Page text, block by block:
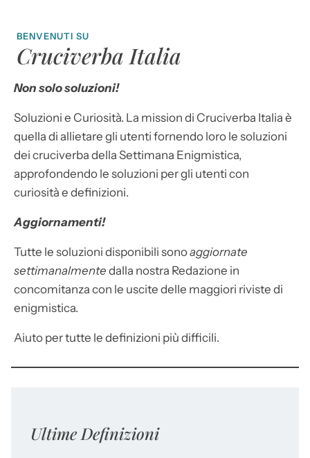
BENVENUTI SU
Cruciverba Italia
Non solo soluzioni!
Soluzioni e Curiosità. La mission di Cruciverba Italia è
quella di allietare gli utenti fornendo loro le soluzioni
dei cruciverba della Settimana Enigmistica,
approfondendo le soluzioni per gli utenti con
curiosità e definizioni.
Aggiornamenti!
Tutte le soluzioni disponibili sonoaggiornate
settimanalmente dalla nostra Redazione in
concomitanza con le uscite delle maggiori riviste di
enigmistica.
Aiuto per tutte le definizioni più difficili.
Ultime Definizioni